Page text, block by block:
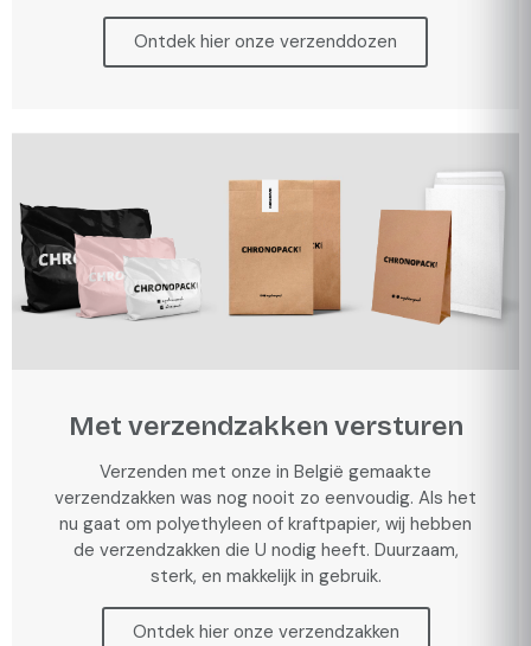
Ontdek hier onze verzenddozen
Met verzendzakken versturen
Verzenden met onze in België gemaakte
verzendzakken was nog nooit zo eenvoudig. Als het
nu gaat om polyethyleen of kraftpapier, wij hebben
de verzendzakken die U nodig heeft. Duurzaam,
sterk, en makkelijk in gebruik.
Ontdek hier onze verzendzakken